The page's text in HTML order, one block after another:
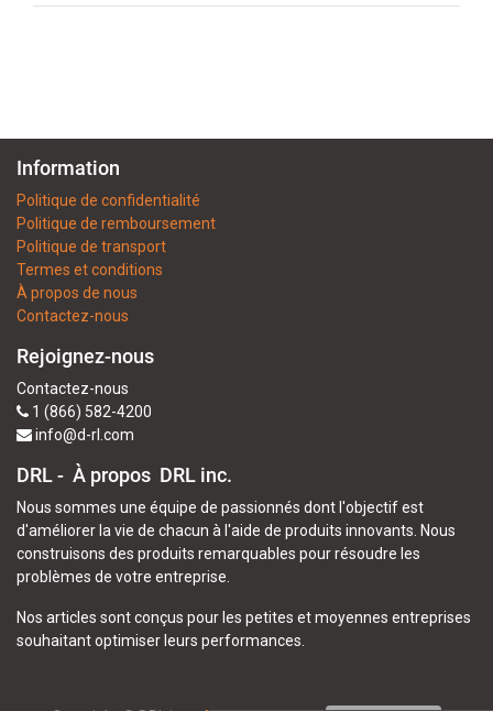
Information
Politique de confidentialité
Politique de remboursement
Politique de transport
Termes et conditions
À propos de nous
Contactez-nous
Rejoignez-nous
Contactez-nous
1 (866) 582-4200
info@d-rl.com
DRL - À propos DRL inc.
Nous sommes une équipe de passionnés dont l'objectif est
d'améliorer la vie de chacun à l'aide de produits innovants. Nous
construisons des produits remarquables pour résoudre les
problèmes de votre entreprise.
Nos articles sont conçus pour les petites et moyennes entreprises
souhaitant optimiser leurs performances.